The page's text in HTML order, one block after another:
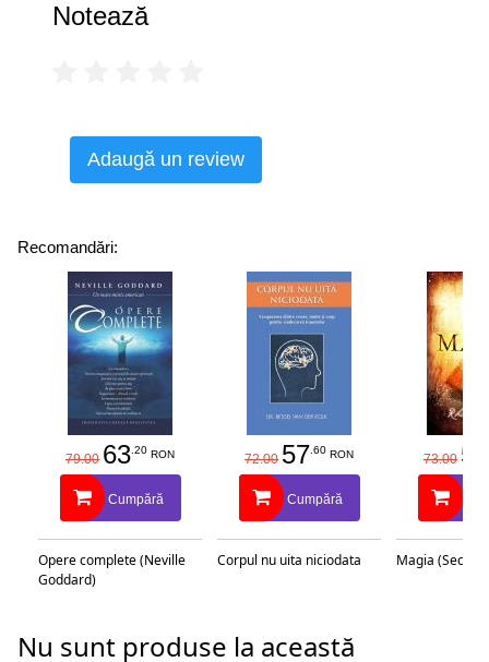
Notează
Adaugă un review
Recomandări:
79.00 63.20 RON
Cumpără
Opere complete (Neville
Goddard)
72.00 57.60 RON
Cumpără
Corpul nu uita niciodata
73.00 58
Magia
Nu sunt produse la această